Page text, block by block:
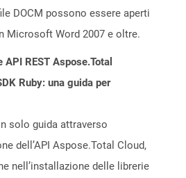
DOCM possono essere aperti
Microsoft Word 2007 e oltre.
REST Aspose.Total
Ruby: una guida per
solo guida attraverso
dell’API Aspose.Total Cloud,
nell’installazione delle librerie